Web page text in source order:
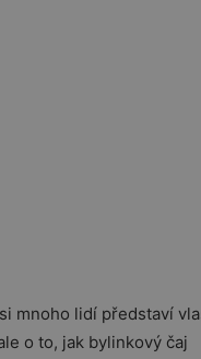
mnoho lidí představí
o to, jak bylinkový čaj